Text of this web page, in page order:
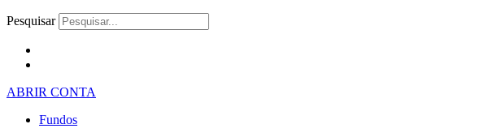
Pesquisar
ABRIR CONTA
Fundos